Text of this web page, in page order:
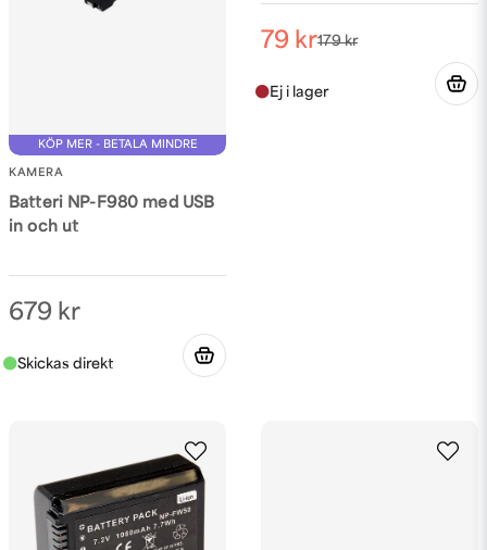
KÖP MER - BETALA MINDRE
KAMERA
Batteri NP-F980 med USB
in och ut
679 kr
179 kr
79 kr